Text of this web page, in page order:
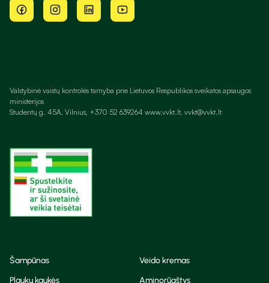
Valstybinė vaistų kontrolės tarnyba prie Lietuvos Respublikos sveikatos apsaugos
ministerijos
Studentų g. 45A, Vilnius, +370 52 639264 www.vvkt.lt, vvkt@vvkt.lt
Šampūnas
Veido kremas
Plaukų kaukės
Aminorūgštys